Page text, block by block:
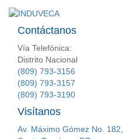
Contáctanos
Vía Telefónica:
Distrito Nacional
(809) 793-3156
(809) 793-3157
(809) 793-3190
Visítanos
Av. Máximo Gómez No. 182,